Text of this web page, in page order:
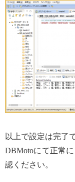
以上で設定は完了
DBMotoにて正常
認ください。